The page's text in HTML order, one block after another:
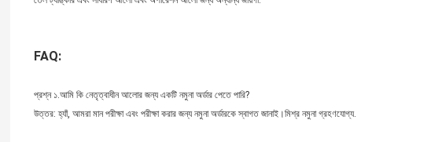
FAQ:
প্রশ্ন ১.আমি কি নেতৃত্বাধীন আলোর জন্য একটি নমুনা অর্ডার পেতে পারি?
উত্তর: হ্যাঁ, আমরা মান পরীক্ষা এবং পরীক্ষা করার জন্য নমুনা অর্ডারকে স্বাগত জানাই।মিশ্র নমুনা গ্রহণযোগ্য.